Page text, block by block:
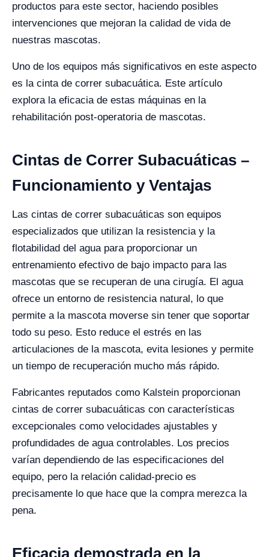
productos para este sector, haciendo posibles
intervenciones que mejoran la calidad de vida de
nuestras mascotas.
Uno de los equipos más significativos en este aspecto
es la cinta de correr subacuática. Este artículo
explora la eficacia de estas máquinas en la
rehabilitación post-operatoria de mascotas.
Cintas de Correr Subacuáticas –
Funcionamiento y Ventajas
Las cintas de correr subacuáticas son equipos
especializados que utilizan la resistencia y la
flotabilidad del agua para proporcionar un
entrenamiento efectivo de bajo impacto para las
mascotas que se recuperan de una cirugía. El agua
ofrece un entorno de resistencia natural, lo que
permite a la mascota moverse sin tener que soportar
todo su peso. Esto reduce el estrés en las
articulaciones de la mascota, evita lesiones y permite
un tiempo de recuperación mucho más rápido.
Fabricantes reputados como Kalstein proporcionan
cintas de correr subacuáticas con características
excepcionales como velocidades ajustables y
profundidades de agua controlables. Los precios
varían dependiendo de las especificaciones del
equipo, pero la relación calidad-precio es
precisamente lo que hace que la compra merezca la
pena.
Eficacia demostrada en la